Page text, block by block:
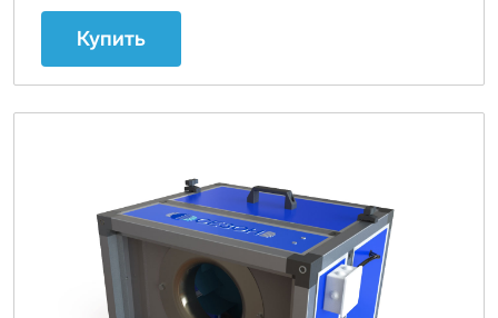
Купить